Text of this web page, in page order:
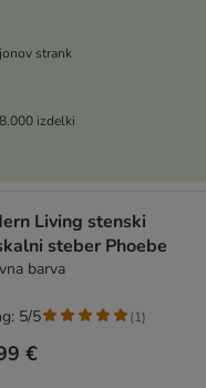
strank
izdelki
Living stenski
steber Phoebe
barva
€
5/5 (1)